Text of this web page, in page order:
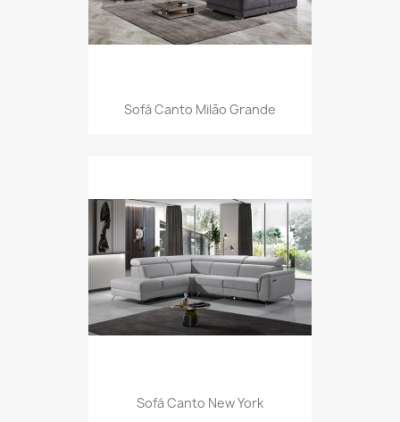
Sofá Canto Milão Grande
Sofá Canto New York